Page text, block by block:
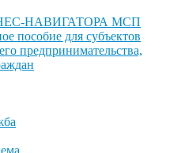
НАВИГАТОРА МСП
пособие для субъектов
предпринимательства,